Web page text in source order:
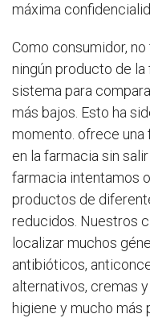
máxima
Como consumidor,
ningún producto de la
sistema para
más bajos. Esto ha
momento. ofrece una
en la farmacia sin
farmacia intentamos
productos de
reducidos. Nuestros
localizar muchos
antibióticos,
alternativos, cremas
higiene y mucho más